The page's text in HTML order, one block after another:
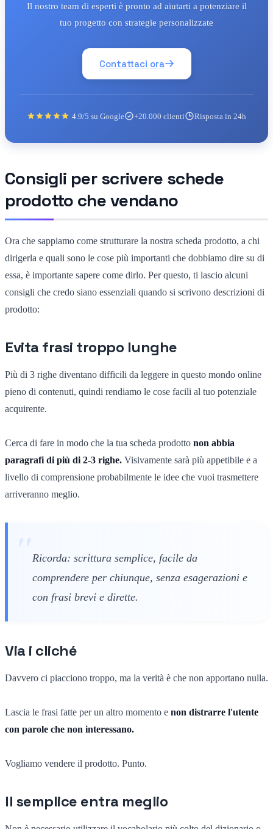
Il nostro team di esperti è pronto ad aiutarti a potenziare il
tuo progetto con strategie personalizzate
Contattaci ora
4.9/5 su Google +20.000 clienti Risposta in 24h
Consigli per scrivere schede
prodotto che vendano
Ora che sappiamo come strutturare la nostra scheda prodotto, a chi
dirigerla e quali sono le cose più importanti che dobbiamo dire su di
essa, è importante sapere come dirlo. Per questo, ti lascio alcuni
consigli che credo siano essenziali quando si scrivono descrizioni di
prodotto:
Evita frasi troppo lunghe
Più di 3 righe diventano difficili da leggere in questo mondo online
pieno di contenuti, quindi rendiamo le cose facili al tuo potenziale
acquirente.
Cerca di fare in modo che la tua scheda prodotto non abbia
paragrafi di più di 2-3 righe. Visivamente sarà più appetibile e a
livello di comprensione probabilmente le idee che vuoi trasmettere
arriveranno meglio.
Ricorda: scrittura semplice, facile da
comprendere per chiunque, senza esagerazioni e
con frasi brevi e dirette.
Via i cliché
Davvero ci piacciono troppo, ma la verità è che non apportano nulla.
Lascia le frasi fatte per un altro momento e non distrarre l'utente
con parole che non interessano.
Vogliamo vendere il prodotto. Punto.
Il semplice entra meglio